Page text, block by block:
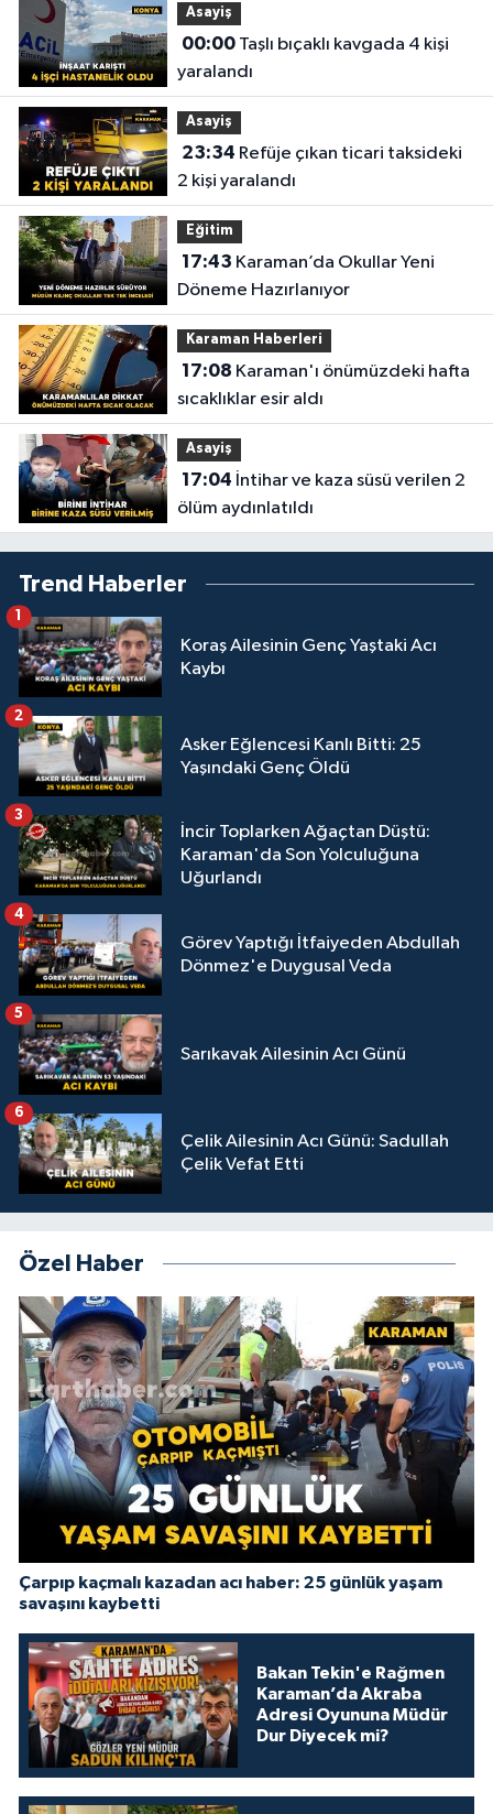
Asayiş
00:00Taşlı bıçaklı kavgada 4 kişi
yaralandı
Asayiş
23:34
2 kişi yaralandı
Eğitim
17:43
Döneme Hazırlanıyor
Karaman Haberleri
17:08
sıcaklıklar esir aldı
Asayiş
17:04
ölüm aydınlatıldı
Trend Haberler
Koraş Ailesinin Genç Yaştaki Acı
Kaybı
1
Asker Eğlencesi Kanlı Bitti: 25
Yaşındaki Genç Öldü
2
İncir Toplarken Ağaçtan Düştü:
Karaman'da Son Yolculuğuna
Uğurlandı
3
Görev Yaptığı İtfaiyeden Abdullah
Dönmez'e Duygusal Veda
4
Sarıkavak Ailesinin Acı Günü
5
Çelik Ailesinin Acı Günü: Sadullah
Çelik Vefat Etti
6
Özel Haber
Çarpıp kaçmalı kazadan acı haber: 25 günlük yaşam
savaşını kaybetti
Bakan Tekin'e Rağmen
Karaman’da Akraba
Adresi Oyununa Müdür
Dur Diyecek mi?